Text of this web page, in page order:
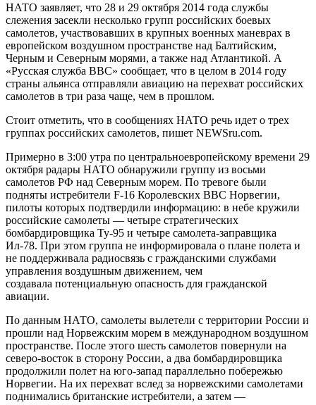
НАТО заявляет, что 28 и 29 октября 2014 года службы
слежения засекли несколько групп российских боевых
самолетов, участвовавших в крупных военных маневрах в
европейском воздушном пространстве над Балтийским,
Черным и Северным морями, а также над Атлантикой. А
«Русская служба ВВС» сообщает, что в целом в 2014 году
страны альянса отправляли авиацию на перехват российских
самолетов в три раза чаще, чем в прошлом.
Стоит отметить, что в сообщениях НАТО речь идет о трех
группах российских самолетов, пишет NEWSru.com.
Примерно в 3:00 утра по центральноевропейскому времени 29
октября радары НАТО обнаружили группу из восьми
самолетов РФ над Северным морем. По тревоге были
подняты истребители F-16 Королевских ВВС Норвегии,
пилоты которых подтвердили информацию: в небе кружили
российские самолеты — четыре стратегических
бомбардировщика Ту-95 и четыре самолета-заправщика
Ил-78. При этом группа не информировала о плане полета и
не поддерживала радиосвязь с гражданскими службами
управления воздушным движением, чем
создавала потенциальную опасность для гражданской
авиации.
По данным НАТО, самолеты вылетели с территории России и
прошли над Норвежским морем в международном воздушном
пространстве. После этого шесть самолетов повернули на
северо-восток в сторону России, а два бомбардировщика
продолжили полет на юго-запад параллельно побережью
Норвегии. На их перехват вслед за норвежскими самолетами
поднимались британские истребители, а затем —